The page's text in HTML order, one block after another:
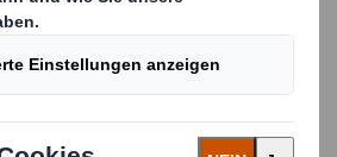
im Jahr 2000, bedingt durch
der
Für die optimale Abdeckung der
sowie deren